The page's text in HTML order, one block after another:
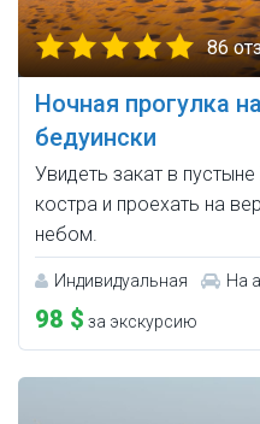
86
Ночная прогулка
бедуински
Увидеть закат в
костра и проехать на
небом.
Индивидуальная На
98 $ за экскурсию